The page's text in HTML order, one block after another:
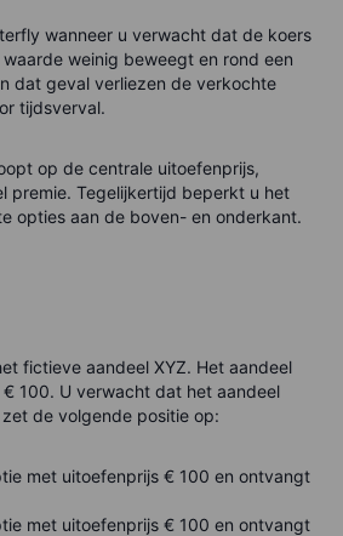
wanneer u verwacht dat de koers
weinig beweegt en rond een
dat geval verliezen de verkochte
tijdsverval.
op de centrale uitoefenprijs,
premie. Tegelijkertijd beperkt u het
opties aan de boven- en onderkant.
fictieve aandeel XYZ. Het aandeel
100. U verwacht dat het aandeel
de volgende positie op:
met uitoefenprijs € 100 en ontvangt
met uitoefenprijs € 100 en ontvangt